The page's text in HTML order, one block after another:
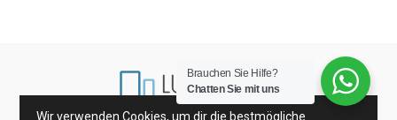
Wir verwenden Cookies, um dir die bestmögliche
Brauchen Sie Hilfe?
Chatten Sie mit uns